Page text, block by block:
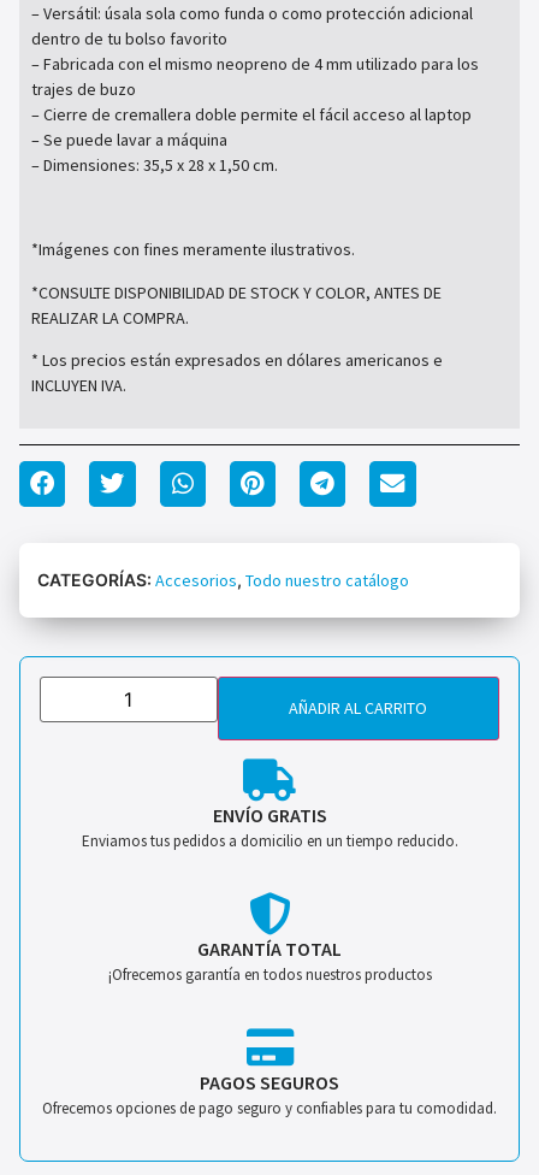
– Versátil: úsala sola como funda o como protección adicional
dentro de tu bolso favorito
– Fabricada con el mismo neopreno de 4 mm utilizado para los
trajes de buzo
– Cierre de cremallera doble permite el fácil acceso al laptop
– Se puede lavar a máquina
– Dimensiones: 35,5 x 28 x 1,50 cm.
*Imágenes con fines meramente ilustrativos.
*CONSULTE DISPONIBILIDAD DE STOCK Y COLOR, ANTES DE
REALIZAR LA COMPRA.
* Los precios están expresados en dólares americanos e
INCLUYEN IVA.
CATEGORÍAS: Accesorios, Todo nuestro catálogo
AÑADIR AL CARRITO
ENVÍO GRATIS
Enviamos tus pedidos a domicilio en un tiempo reducido.
GARANTÍA TOTAL
¡Ofrecemos garantía en todos nuestros productos
PAGOS SEGUROS
Ofrecemos opciones de pago seguro y confiables para tu comodidad.